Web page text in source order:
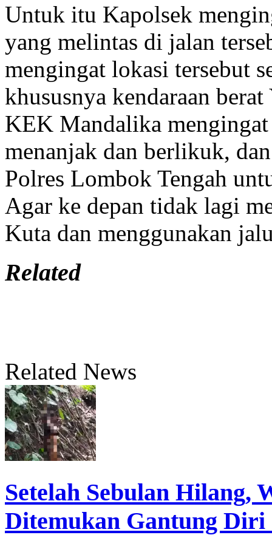
Untuk itu Kapolsek
yang melintas di jalan
mengingat lokasi tersebut
khususnya kendaraan
KEK Mandalika
menanjak dan berlikuk,
Polres Lombok Tengah
Agar ke depan tidak lagi
Kuta dan menggunakan
Related
Related News
Setelah Sebulan Hilang,
Ditemukan Gantung